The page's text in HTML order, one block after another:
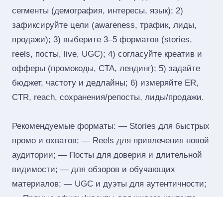
сегменты (демография, интересы, язык); 2)
зафиксируйте цели (awareness, трафик, лиды,
продажи); 3) выберите 3–5 форматов (stories,
reels, посты, live, UGC); 4) согласуйте креатив и
офферы (промокоды, CTA, лендинг); 5) задайте
бюджет, частоту и дедлайны; 6) измеряйте ER,
CTR, reach, сохранения/репосты, лиды/продажи.
Рекомендуемые форматы: — Stories для быстрых
промо и охватов; — Reels для привлечения новой
аудитории; — Посты для доверия и длительной
видимости; — для обзоров и обучающих
материалов; — UGC и дуэты для аутентичности;